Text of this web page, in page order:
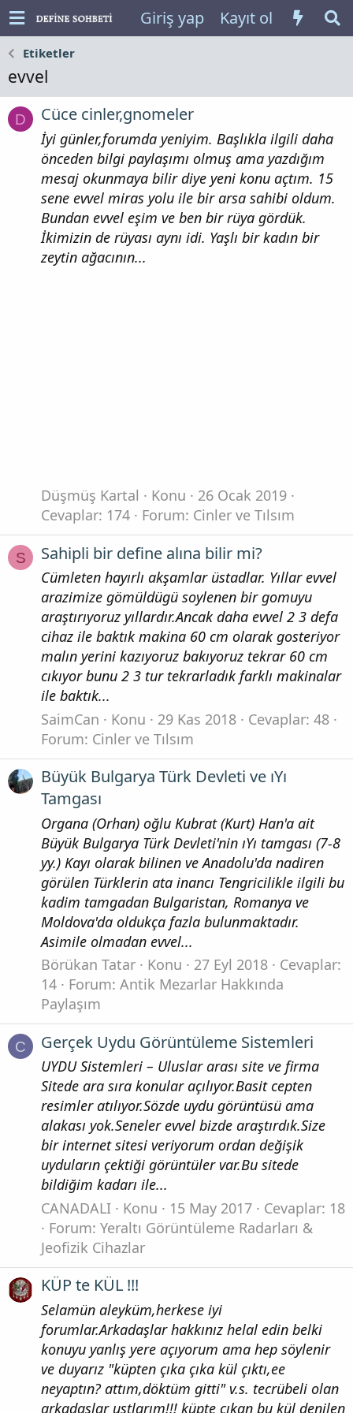
Giriş yap Kayıt ol
Etiketler
evvel
D Cüce cinler,gnomeler
İyi günler,forumda yeniyim. Başlıkla ilgili daha
önceden bilgi paylaşımı olmuş ama yazdığım
mesaj okunmaya bilir diye yeni konu açtım. 15
sene evvel miras yolu ile bir arsa sahibi oldum.
Bundan evvel eşim ve ben bir rüya gördük.
İkimizin de rüyası aynı idi. Yaşlı bir kadın bir
zeytin ağacının...
Düşmüş Kartal Konu
26 Ocak 2019
Cevaplar: 174
Forum: Cinler ve Tılsım
S Sahipli bir define alına bilir mi?
Cümleten hayırlı akşamlar üstadlar. Yıllar evvel
arazimize gömüldügü soylenen bir gomuyu
araştırıyoruz yıllardır.Ancak daha evvel 2 3 defa
cihaz ile baktık makina 60 cm olarak gosteriyor
malın yerini kazıyoruz bakıyoruz tekrar 60 cm
cıkıyor bunu 2 3 tur tekrarladık farklı makinalar
ile baktık...
SaimCan
Konu 29 Kas 2018
Cevaplar: 48
Forum: Cinler ve Tılsım
Büyük Bulgarya Türk Devleti ve ıYı
Tamgası
Organa (Orhan) oğlu Kubrat (Kurt) Han'a ait
Büyük Bulgarya Türk Devleti'nin ıYı tamgası (7-8
yy.) Kayı olarak bilinen ve Anadolu'da nadiren
görülen Türklerin ata inancı Tengricilikle ilgili bu
kadim tamgadan Bulgaristan, Romanya ve
Moldova'da oldukça fazla bulunmaktadır.
Asimile olmadan evvel...
Börükan Tatar
Konu 27 Eyl 2018
Cevaplar:
14
Forum: Antik Mezarlar Hakkında
Paylaşım
C Gerçek Uydu Görüntüleme Sistemleri
UYDU Sistemleri – Uluslar arası site ve firma
Sitede ara sıra konular açılıyor.Basit cepten
resimler atılıyor.Sözde uydu görüntüsü ama
alakası yok.Seneler evvel bizde araştırdık.Size
bir internet sitesi veriyorum ordan değişik
uyduların çektiği görüntüler var.Bu sitede
bildiğim kadarı ile...
CANADALI
Konu 15 May 2017
Cevaplar: 18
Forum: Yeraltı Görüntüleme Radarları &
Jeofizik Cihazlar
KÜP te KÜL !!!
Selamün aleyküm,herkese iyi
forumlar.Arkadaşlar hakkınız helal edin belki
konuyu yanlış yere açıyorum ama hep söylenir
ve duyarız "küpten çıka çıka kül çıktı,ee
neyaptın? attım,döktüm gitti" v.s. tecrübeli olan
arkadaşlar ustlarım!!! küpte çıkan bu kül denilen